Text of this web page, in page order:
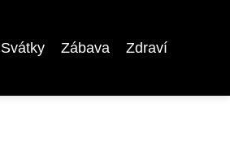
Svátky Zábava Zdraví